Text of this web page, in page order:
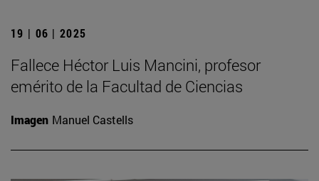
19 | 06 | 2025
Fallece Héctor Luis Mancini, profesor
emérito de la Facultad de Ciencias
Imagen Manuel Castells